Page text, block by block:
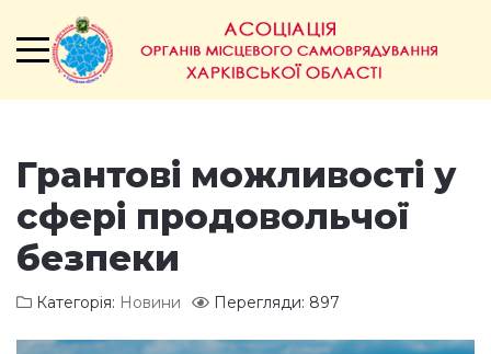
Грантові можливості у
сфері продовольчої
безпеки
Категорія: Новини Перегляди: 897